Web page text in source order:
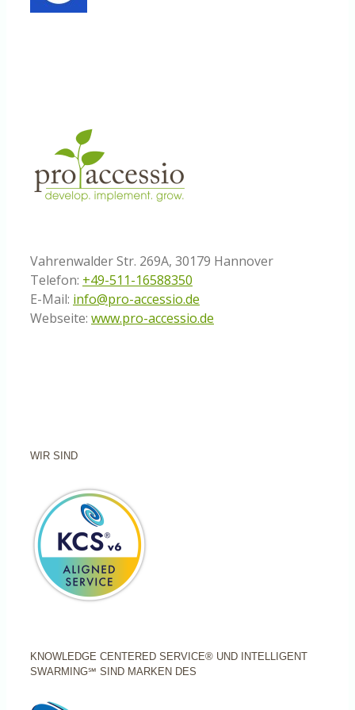
Vahrenwalder Str. 269A, 30179 Hannover
Telefon: +49-511-16588350
E-Mail: info@pro-accessio.de
Webseite: www.pro-accessio.de
WIR SIND
KNOWLEDGE CENTERED SERVICE® UND INTELLIGENT
SWARMING℠ SIND MARKEN DES